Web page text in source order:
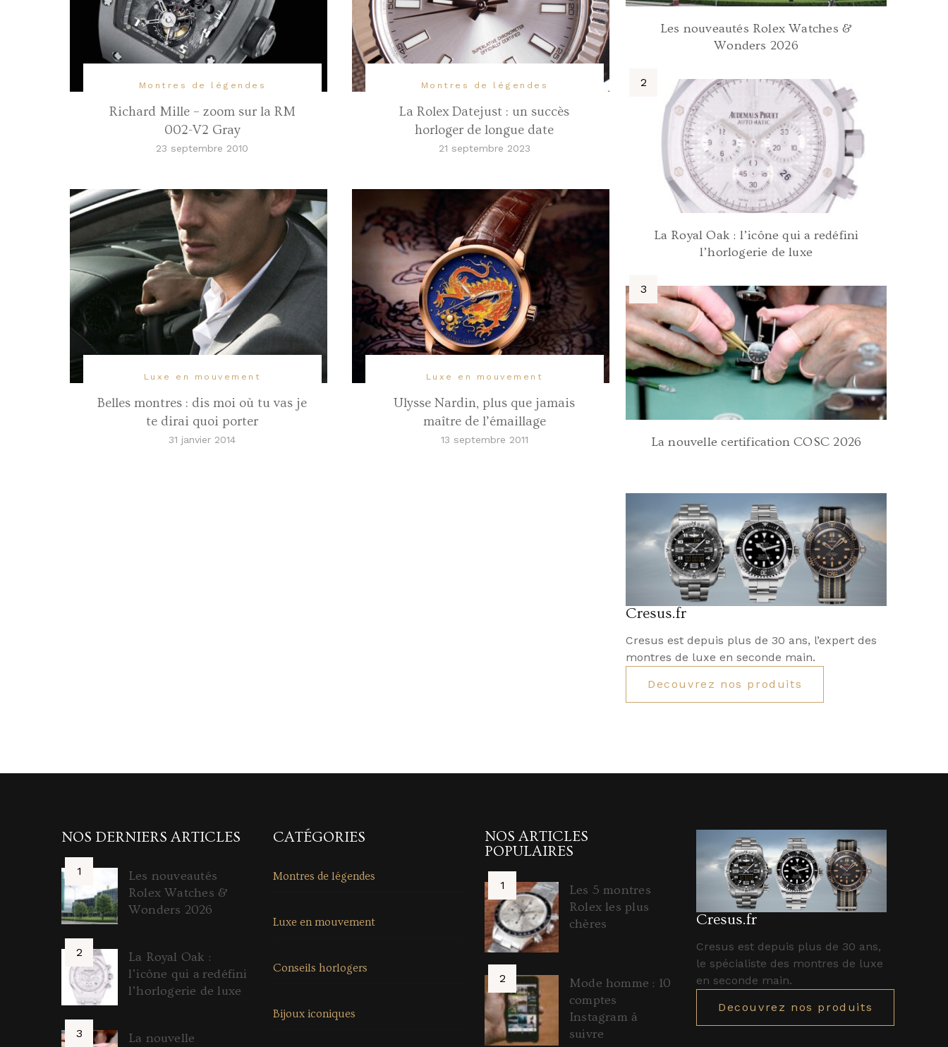
Montres de légendes
Richard Mille – zoom sur la RM
002-V2 Gray
23 septembre 2010
Montres de légendes
La Rolex Datejust : un succès
horloger de longue date
21 septembre 2023
Luxe en mouvement
Belles montres : dis moi où tu vas je
te dirai quoi porter
31 janvier 2014
Luxe en mouvement
Ulysse Nardin, plus que jamais
maître de l’émaillage
13 septembre 2011
Les nouveautés Rolex Watches &
Wonders 2026
La Royal Oak : l’icône qui a redéfini
l’horlogerie de luxe
La nouvelle certification COSC 2026
Cresus.fr
Cresus est depuis plus de 30 ans, l’expert des
montres de luxe en seconde main.
Decouvrez nos produits
NOS DERNIERS ARTICLES
Les nouveautés
Rolex Watches &
Wonders 2026
La Royal Oak :
l’icône qui a redéfini
l’horlogerie de luxe
La nouvelle
CATÉGORIES
Montres de légendes
Luxe en mouvement
Conseils horlogers
Bijoux iconiques
NOS ARTICLES
POPULAIRES
Les 5 montres
Rolex les plus
chères
Mode homme : 10
comptes
Instagram à
suivre
Cresus.fr
Cresus est depuis plus de 30 ans,
le spécialiste des montres de luxe
en seconde main.
Decouvrez nos produits